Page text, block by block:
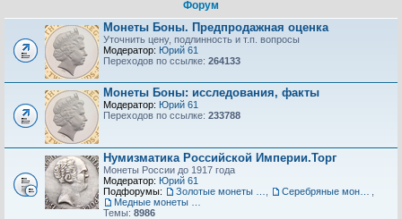
Форум
Монеты Боны. Предпродажная оценка
Уточнить цену, подлинность и т.п. вопросы
Модератор: Юрий 61
Переходов по ссылке: 264133
Монеты Боны: исследования, факты
Модератор: Юрий 61
Переходов по ссылке: 233788
Нумизматика Российской Империи.Торг
Монеты России до 1917 года
Модератор: Юрий 61
Подфорумы:
Темы: 8986